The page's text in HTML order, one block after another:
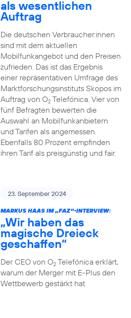
als wesentlichen
Auftrag
Die deutschen Verbraucher:innen
sind mit dem aktuellen
Mobilfunkangebot und den Preisen
zufrieden. Das ist das Ergebnis
einer repräsentativen Umfrage des
Marktforschungsinstituts Skopos im
Auftrag von O2Telefónica. Vier von
fünf Befragten bewerten die
Auswahl an Mobilfunkanbietern
und Tarifen als angemessen.
Ebenfalls 80 Prozent empfinden
ihren Tarif als preisgünstig und fair.
23. September 2024
MARKUS HAAS IM „FAZ“-INTERVIEW:
„Wir haben das
magische Dreieck
geschaffen“
Der CEO von O2Telefónica erklärt,
warum der Merger mit E-Plus den
Wettbewerb gestärkt hat